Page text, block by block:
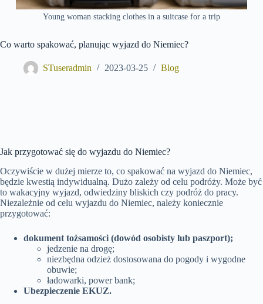
Young woman stacking clothes in a suitcase for a trip
Co warto spakować, planując wyjazd do Niemiec?
STuseradmin 2023-03-25 Blog
Jak przygotować się do wyjazdu do Niemiec?
Oczywiście w dużej mierze to, co spakować na wyjazd do Niemiec,
będzie kwestią indywidualną. Dużo zależy od celu podróży. Może być
to wakacyjny wyjazd, odwiedziny bliskich czy podróż do pracy.
Niezależnie od celu wyjazdu do Niemiec, należy koniecznie
przygotować:
dokument tożsamości (dowód osobisty lub paszport);
jedzenie na drogę;
niezbędna odzież dostosowana do pogody i wygodne
obuwie;
ładowarki, power bank;
Ubezpieczenie EKUZ.